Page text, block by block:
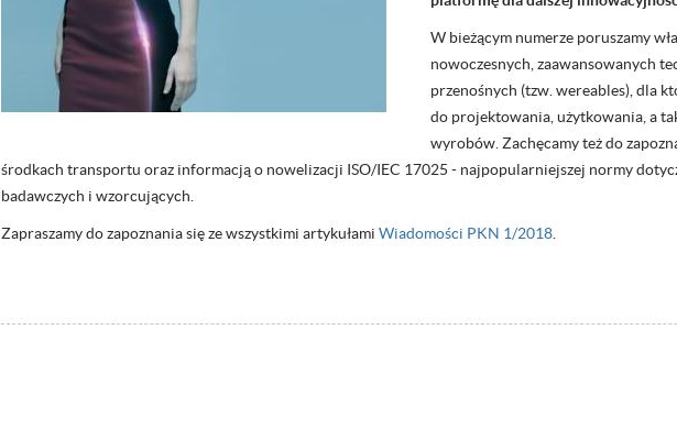
W bieżącym numerze poruszamy
nowoczesnych, zaawansowanych
przenośnych (tzw. wereables), dla
do projektowania, użytkowania, a
wyrobów. Zachęcamy też do
środkach transportu oraz informacją o nowelizacji ISO/IEC 17025 - najpopularniejszej normy
badawczych i wzorcujących.
Zapraszamy do zapoznania się ze wszystkimi artykułamiWiadomości PKN 1/2018